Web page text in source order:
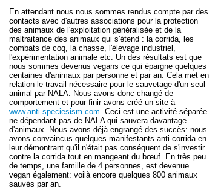
En attendant nous nous sommes rendus compte par des
contacts avec d'autres associations pour la protection
des animaux de l'exploitation généralisée et de la
maltraitance des animaux qui s'étend : la corrida, les
combats de coq, la chasse, l'élevage industriel,
l'expérimentation animale etc. Un des résultats est que
nous sommes devenus vegans ce qui épargne quelques
centaines d'animaux par personne et par an. Cela met en
relation le travail nécessaire pour le sauvetage d'un seul
animal par NALA. Nous avons donc changé de
comportement et pour finir avons créé un site à
www.anti-speciesism.com . Ceci est une activité séparée
ne dépendant pas de NALA qui sauvera davantage
d'animaux. Nous avons déjà engrangé des succès: nous
avons convaincus quelques manifestants anti-corrida en
leur démontrant qu'il n'était pas conséquent de s'investir
contre la corrida tout en mangeant du bœuf. En très peu
de temps, une famille de 4 personnes, est devenue
vegan également: voilà encore quelques 800 animaux
sauvés par an.